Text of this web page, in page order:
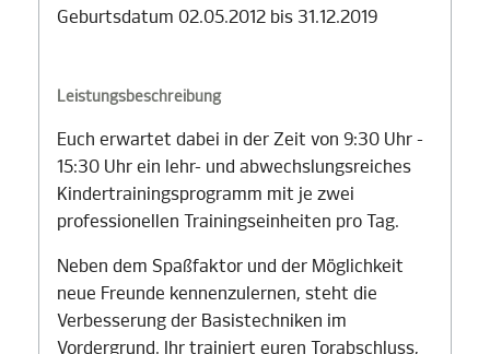
Geburtsdatum 02.05.2012 bis 31.12.2019
Leistungsbeschreibung
Euch erwartet dabei in der Zeit von 9:30 Uhr -
15:30 Uhr ein lehr- und abwechslungsreiches
Kindertrainingsprogramm mit je zwei
professionellen Trainingseinheiten pro Tag.
Neben dem Spaßfaktor und der Möglichkeit
neue Freunde kennenzulernen, steht die
Verbesserung der Basistechniken im
Vordergrund. Ihr trainiert euren Torabschluss,